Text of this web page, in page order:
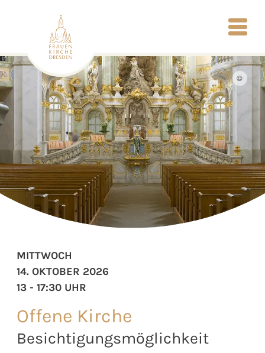
©
Offene Kirche
Besichtigungsmöglichkeit
MITTWOCH
14. OKTOBER 2026
13 - 17:30 UHR